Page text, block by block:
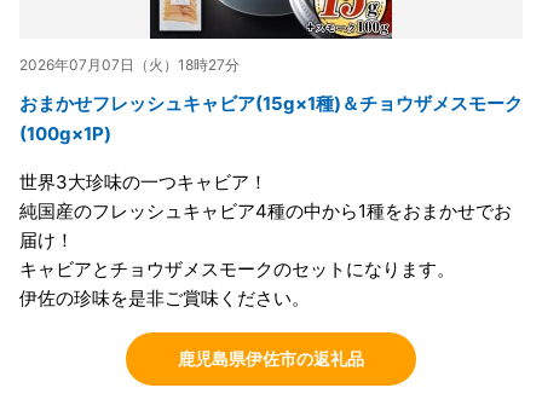
2026年07月07日（火）18時27分
おまかせフレッシュキャビア(15g×1種)＆チョウザメスモーク
(100g×1P)
世界3大珍味の一つキャビア！
純国産のフレッシュキャビア4種の中から1種をおまかせでお
届け！
キャビアとチョウザメスモークのセットになります。
伊佐の珍味を是非ご賞味ください。
鹿児島県伊佐市の返礼品